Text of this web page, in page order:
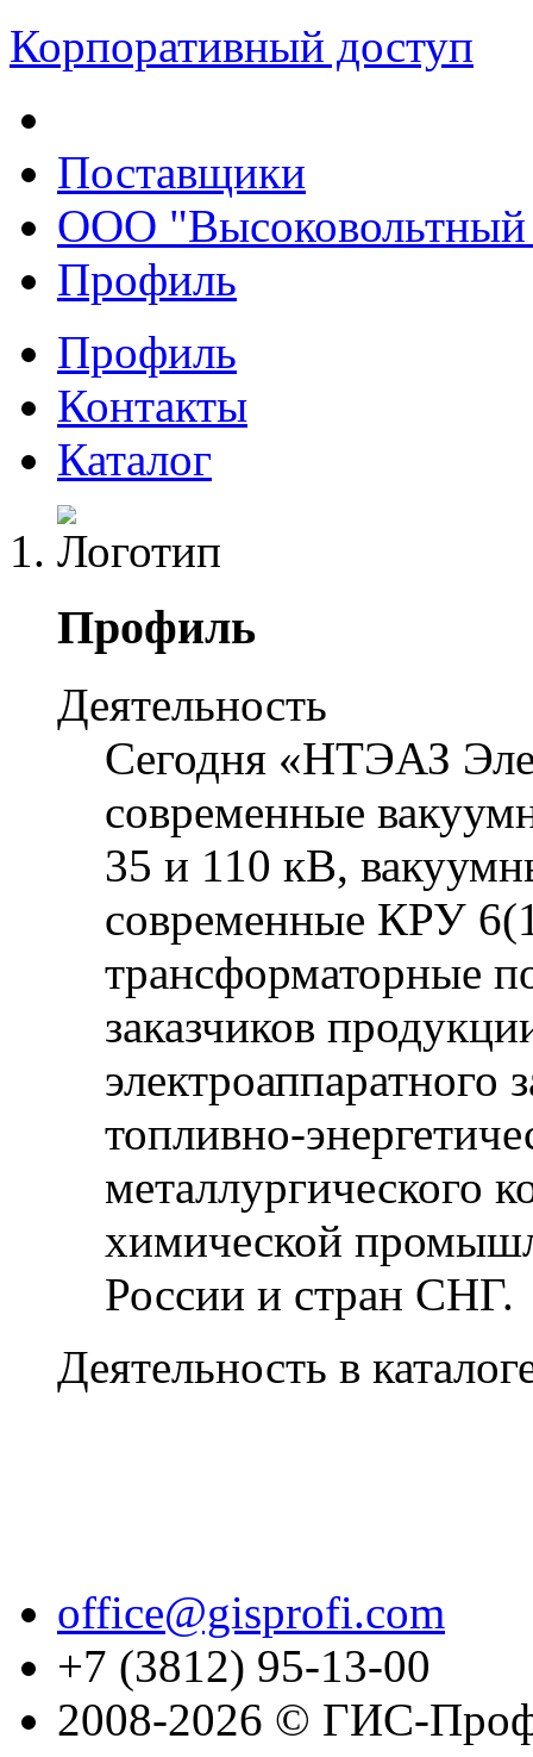
Корпоративный доступ
Поставщики
ООО
Профиль
Профиль
Контакты
Каталог
Профиль
Деятельность
Сегодня «НТЭАЗ
современные
35 и 110 кВ,
современные КРУ
трансформаторные
заказчиков
электроаппаратного
топливно-
металлургического
химической
России и стран СНГ.
Деятельность в
office@gisprofi.com
+7 (3812) 95-13-00
2008-2026 © ГИС-